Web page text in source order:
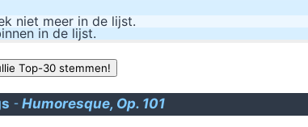
niet meer in de lijst.
in de lijst.
- Humoresque, Op. 101